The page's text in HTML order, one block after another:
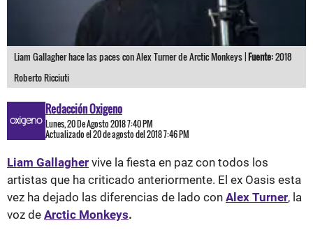
Liam Gallagher hace las paces con Alex Turner de Arctic Monkeys |Fuente:2018
Roberto Ricciuti
Redacción Oxigeno
Lunes, 20 De Agosto 2018 7:40 PM
Actualizado el 20 de agosto del 2018 7:46 PM
Liam Gallagher vive la fiesta en paz con todos los
artistas que ha criticado anteriormente. El ex Oasis esta
vez ha dejado las diferencias de lado con Alex Turner, la
voz de Arctic Monkeys.